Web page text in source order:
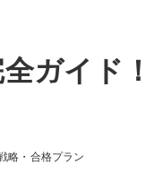
ガイド
略・合格プラン